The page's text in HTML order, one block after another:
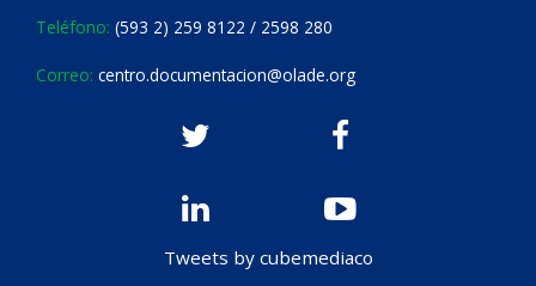
Teléfono: (593 2) 259 8122 / 2598 280
Correo: centro.documentacion@olade.org
Tweets by cubemediaco